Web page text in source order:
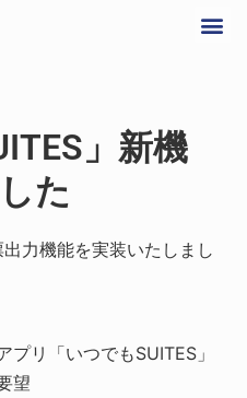
」新機
た
出力機能を実装いたしまし
リ「いつでもSUITES」
望